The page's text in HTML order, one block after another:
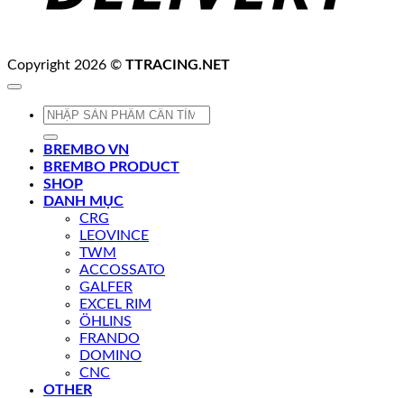
Copyright 2026 © TTRACING.NET
Tìm
BREMBO VN
BREMBO PRODUCT
SHOP
DANH MỤC
CRG
LEOVINCE
TWM
ACCOSSATO
GALFER
EXCEL RIM
ÖHLINS
FRANDO
DOMINO
CNC
OTHER